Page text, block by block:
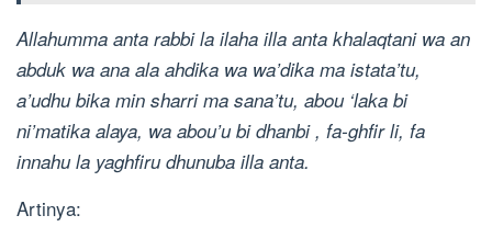
Allahumma anta rabbi la ilaha illa anta khalaqtani wa an
abduk wa ana ala ahdika wa wa’dika ma istata’tu,
a’udhu bika min sharri ma sana’tu, abou ‘laka bi
ni’matika alaya, wa abou’u bi dhanbi , fa-ghfir li, fa
innahu la yaghfiru dhunuba illa anta.
Artinya: